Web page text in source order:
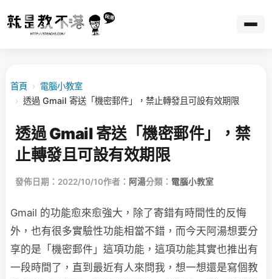
首頁 › 電腦小教室
› 透過 Gmail 寄送「機密郵件」，禁止轉發且可設有效期限
透過 Gmail 寄送「機密郵件」，禁
止轉發且可設有效期限
發佈日期：2022/10/10作者： 阿湯分類： 電腦小教室
Gmail 的功能愈來愈強大，除了寄錯有時間性的反悔
外，也有很多實驗性功能相當不錯，而今天阿湯想要分
享的是「機密郵件」這項功能，這項功能其實也推出有
一段時間了，直到最近有人來問我，想一想還是寫個教